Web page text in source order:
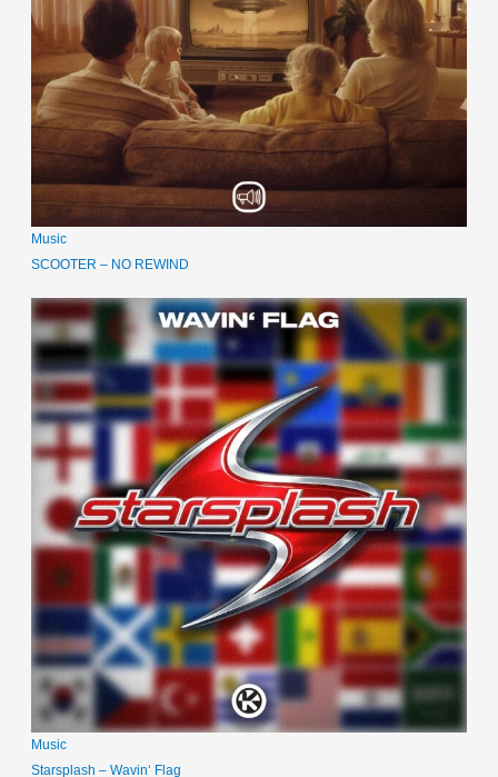
Music
SCOOTER – NO REWIND
Music
Starsplash – Wavin‘ Flag